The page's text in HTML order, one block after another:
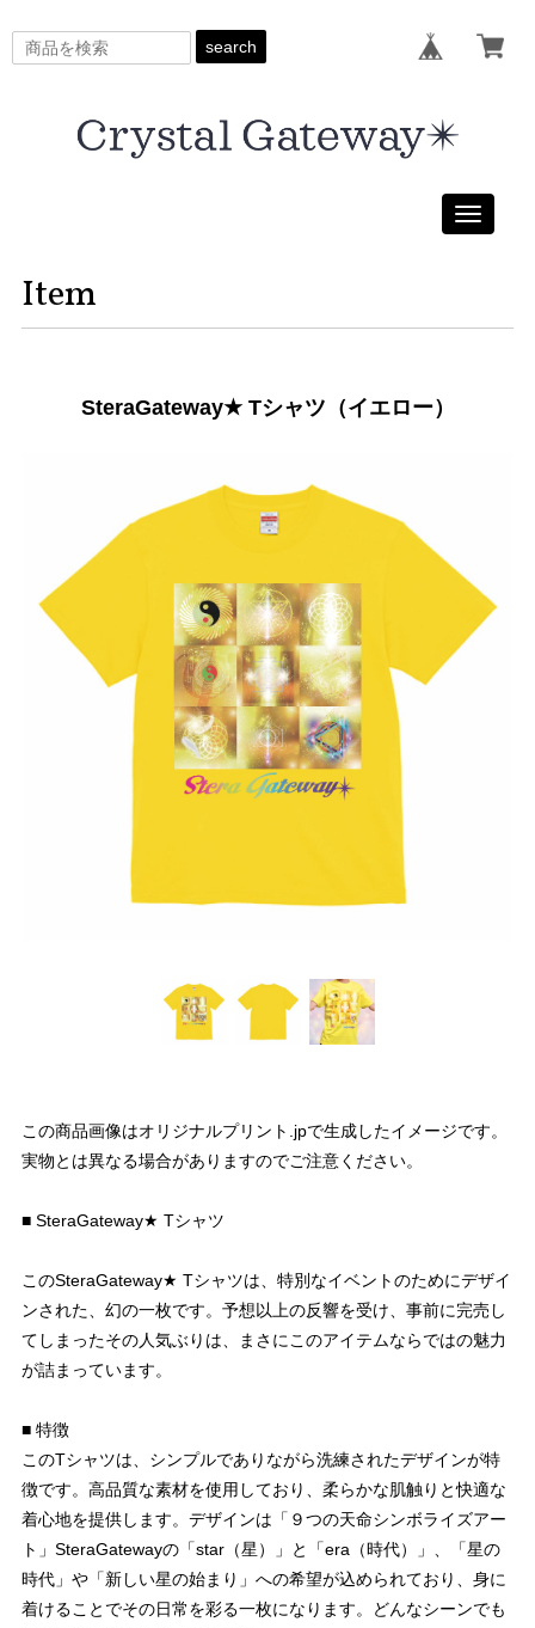
search
Toggle
Item
SteraGateway★ Tシャツ（イエロー）
この商品画像はオリジナルプリント.jpで生成したイメージです。
実物とは異なる場合がありますのでご注意ください。
■ SteraGateway★ Tシャツ
このSteraGateway★ Tシャツは、特別なイベントのためにデザイ
ンされた、幻の一枚です。予想以上の反響を受け、事前に完売し
てしまったその人気ぶりは、まさにこのアイテムならではの魅力
が詰まっています。
■ 特徴
このTシャツは、シンプルでありながら洗練されたデザインが特
徴です。高品質な素材を使用しており、柔らかな肌触りと快適な
着心地を提供します。デザインは「９つの天命シンボライズアー
ト」SteraGatewayの「star（星）」と「era（時代）」、「星の
時代」や「新しい星の始まり」への希望が込められており、身に
着けることでその日常を彩る一枚になります。どんなシーンでも